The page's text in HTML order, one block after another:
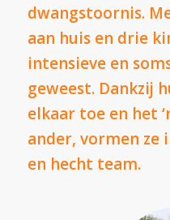
dwangstoornis.
aan huis en drie
intensieve en
geweest. Dankzij
elkaar toe en het
ander, vormen ze
en hecht team.